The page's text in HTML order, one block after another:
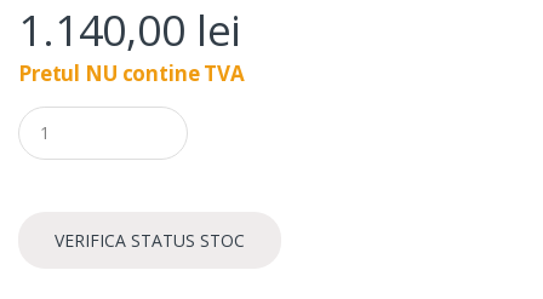
1.140,00 lei
Pretul NU contine TVA
Q
u
a
VERIFICA STATUS STOC